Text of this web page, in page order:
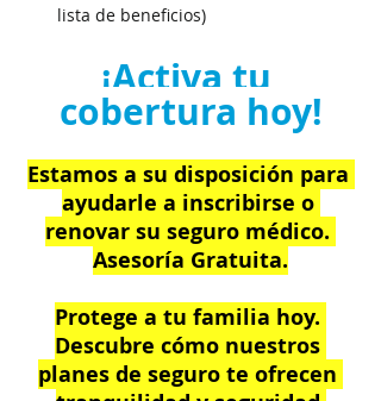
lista de beneficios)
¡Activa tu
cobertura hoy!
Estamos a su disposición para
ayudarle a inscribirse o
renovar su seguro médico.
Asesoría Gratuita.
Protege a tu familia hoy.
Descubre cómo nuestros
planes de seguro te ofrecen